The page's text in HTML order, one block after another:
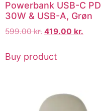
Powerbank USB-C PD
30W & USB-A, Grøn
599.00kr. 419.00 kr.
Buy product